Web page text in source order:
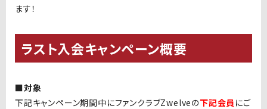
ます！
ラスト入会キャンペーン概要
■対象
下記キャンペーン期間中にファンクラブZwelveの下記会員 にご